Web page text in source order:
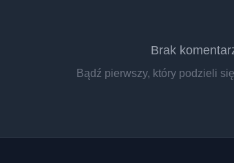
Brak
Bądź pierwszy, który podzieli